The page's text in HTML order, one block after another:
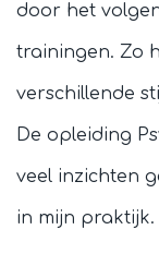
door het
trainingen. Zo
verschillende
De opleiding
veel inzichten
in mijn praktijk.